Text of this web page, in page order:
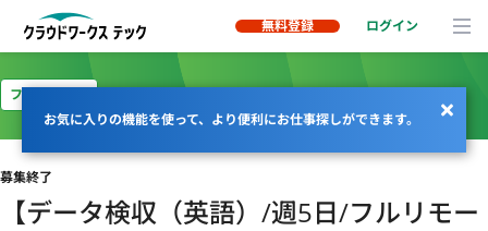
無料登録 ログイン
お気に入りの機能を使って、より便利にお仕事探しができます。
フルリモート
募集終了
【データ検収（英語）/週5日/フルリモー